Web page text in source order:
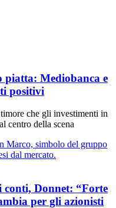
piatta: Mediobanca e
positivi
che gli investimenti in
centro della scena
conti, Donnet: “Forte
per gli azionisti